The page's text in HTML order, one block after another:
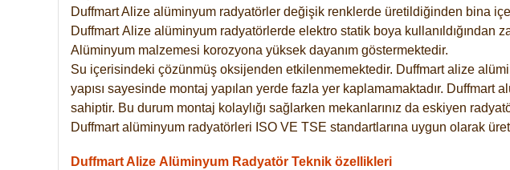
Duffmart Alize alüminyum radyatörler değişik renklerde üretildiğinden bina
DuffmartAlize alüminyum radyatörlerde elektro statik boya kullanıldığından
Alüminyum malzemesi korozyona yüksek dayanım göstermektedir.
Su içerisindeki çözünmüş oksijenden etkilenmemektedir. Duffmart alize
yapısı sayesinde montaj yapılan yerde fazla yer kaplamamaktadır.
sahiptir. Bu durum montaj kolaylığı sağlarken mekanlarınız da eskiyen
Duffmart alüminyum radyatörleri ISO VE TSE standartlarına uygun olarak
Duffmart Alize Alüminyum Radyatör Teknik özellikleri